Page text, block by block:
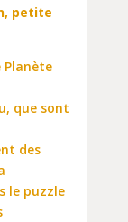
petite
Planète
que sont
des
le puzzle